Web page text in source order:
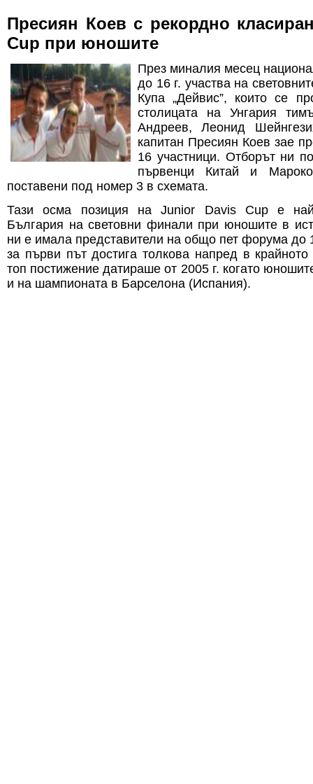
Пресиян Коев с рекордно
Cup при юношите
През миналия месец
до 16 г. участва на
Купа „Дейвис”, които се
столицата на Унгария
Андреев, Леонид
капитан Пресиян Коев зае
16 участници. Отборът ни
първенци Китай и
поставени под номер 3 в схемата.
Тази осма позиция на Junior Davis Cup е
България на световни финали при юношите в
ни е имала представители на общо пет форума до
за първи път достига толкова напред в
топ постижение датираше от 2005 г. когато
и на шампионата в Барселона (Испания).